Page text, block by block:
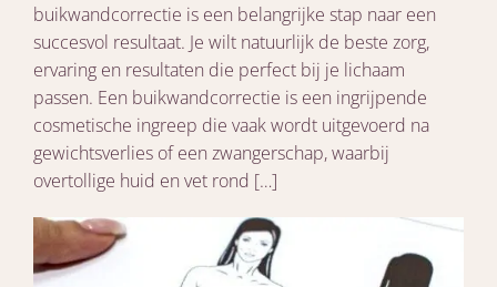
buikwandcorrectie is een belangrijke stap naar een
succesvol resultaat. Je wilt natuurlijk de beste zorg,
ervaring en resultaten die perfect bij je lichaam
passen. Een buikwandcorrectie is een ingrijpende
cosmetische ingreep die vaak wordt uitgevoerd na
gewichtsverlies of een zwangerschap, waarbij
overtollige huid en vet rond […]